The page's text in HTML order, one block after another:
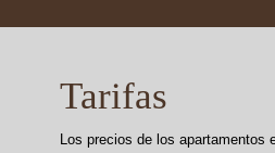
Tarifas
Los precios de los apartamentos